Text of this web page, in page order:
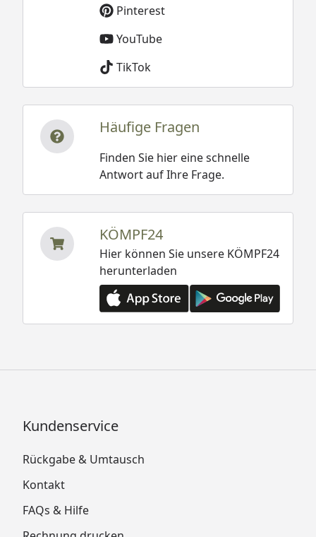
Pinterest
YouTube
TikTok
Häufige Fragen
Finden Sie hier eine schnelle
Antwort auf Ihre Frage.
KÖMPF24
Hier können Sie unsere KÖMPF24
herunterladen
Kundenservice
Rückgabe & Umtausch
Kontakt
FAQs & Hilfe